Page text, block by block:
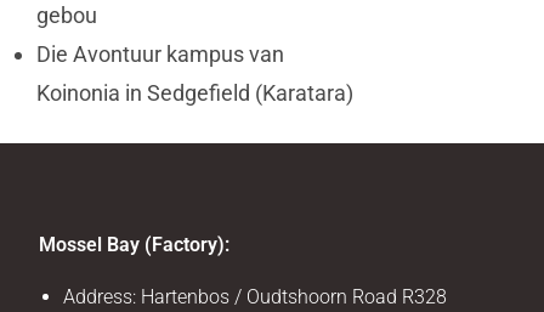
gebou
Die Avontuur kampus van
Koinonia in Sedgefield (Karatara)
Mossel Bay (Factory):
Address: Hartenbos / Oudtshoorn Road R328